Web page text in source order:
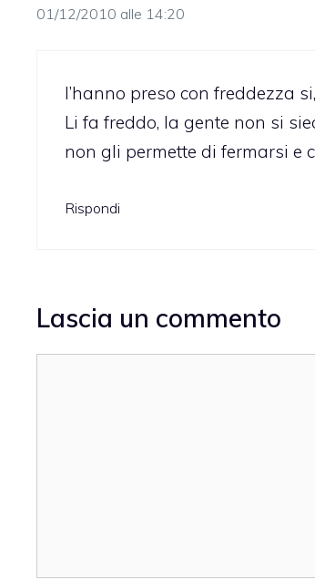
01/12/2010 alle 14:20
l’hanno preso con freddezza
Li fa freddo, la gente non si
non gli permette di fermarsi e
Rispondi
Lascia un commento